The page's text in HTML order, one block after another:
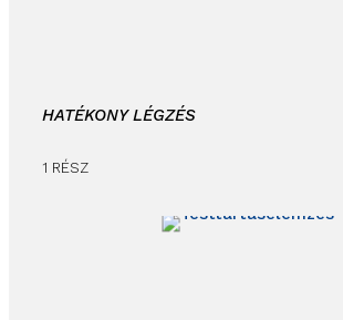
HATÉKONY LÉGZÉS
1 RÉSZ